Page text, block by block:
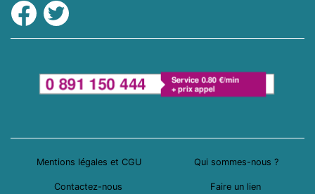
Facebook
Twitter
Mentions légales et CGU Qui sommes-nous ?
Contactez-nous Faire un lien